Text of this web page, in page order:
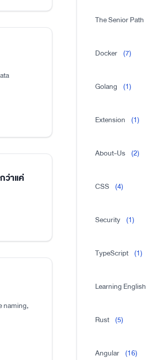
ว่าแค่
naming,
The Senior Path
Docker (7)
Golang (1)
Extension (1)
About-Us (2)
CSS (4)
Security (1)
TypeScript (1)
Learning English
Rust (5)
Angular (16)